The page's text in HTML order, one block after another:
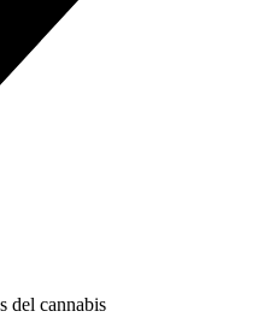
del cannabis